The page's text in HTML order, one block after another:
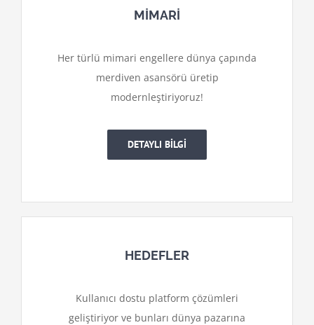
MİMARİ
Her türlü mimari engellere dünya çapında
merdiven asansörü üretip
modernleştiriyoruz!
DETAYLI BİLGİ
HEDEFLER
Kullanıcı dostu platform çözümleri
geliştiriyor ve bunları dünya pazarına